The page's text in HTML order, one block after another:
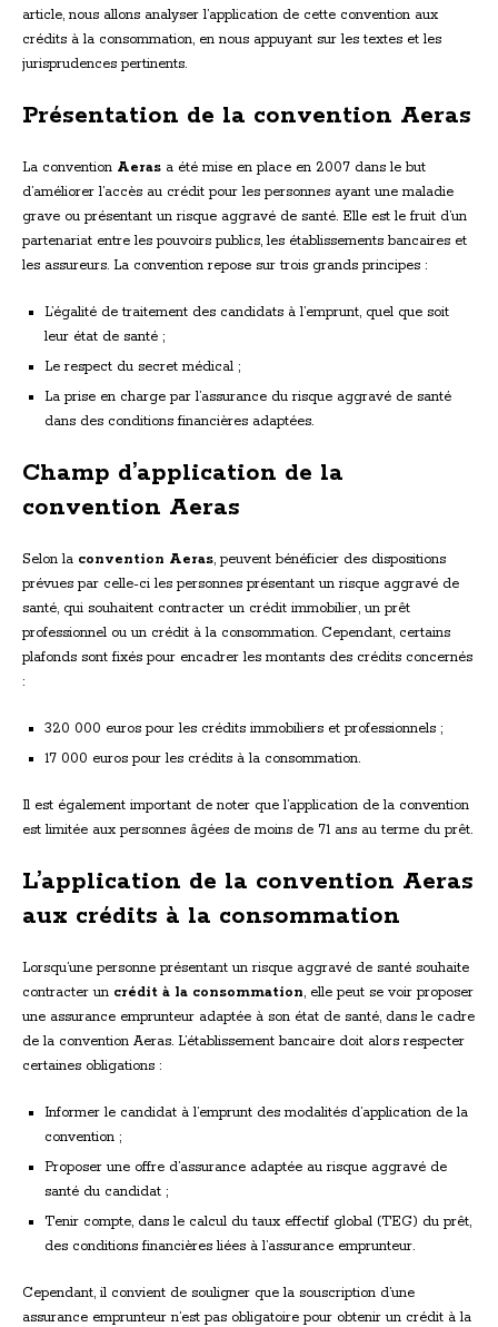
article, nous allons analyser l’application de cette convention aux
crédits à la consommation, en nous appuyant sur les textes et les
jurisprudences pertinents.
Présentation de la convention Aeras
La convention Aeras a été mise en place en 2007 dans le but
d’améliorer l’accès au crédit pour les personnes ayant une maladie
grave ou présentant un risque aggravé de santé. Elle est le fruit d’un
partenariat entre les pouvoirs publics, les établissements bancaires et
les assureurs. La convention repose sur trois grands principes :
L’égalité de traitement des candidats à l’emprunt, quel que soit
leur état de santé ;
Le respect du secret médical ;
La prise en charge par l’assurance du risque aggravé de santé
dans des conditions financières adaptées.
Champ d’application de la
convention Aeras
Selon la convention Aeras, peuvent bénéficier des dispositions
prévues par celle-ci les personnes présentant un risque aggravé de
santé, qui souhaitent contracter un crédit immobilier, un prêt
professionnel ou un crédit à la consommation. Cependant, certains
plafonds sont fixés pour encadrer les montants des crédits concernés
:
320 000 euros pour les crédits immobiliers et professionnels ;
17 000 euros pour les crédits à la consommation.
Il est également important de noter que l’application de la convention
est limitée aux personnes âgées de moins de 71 ans au terme du prêt.
L’application de la convention Aeras
aux crédits à la consommation
Lorsqu’une personne présentant un risque aggravé de santé souhaite
contracter un crédit à la consommation, elle peut se voir proposer
une assurance emprunteur adaptée à son état de santé, dans le cadre
de la convention Aeras. L’établissement bancaire doit alors respecter
certaines obligations :
Informer le candidat à l’emprunt des modalités d’application de la
convention ;
Proposer une offre d’assurance adaptée au risque aggravé de
santé du candidat ;
Tenir compte, dans le calcul du taux effectif global (TEG) du prêt,
des conditions financières liées à l’assurance emprunteur.
Cependant, il convient de souligner que la souscription d’une
assurance emprunteur n’est pas obligatoire pour obtenir un crédit à la